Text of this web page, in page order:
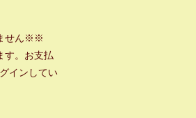
せん※※
す。お支払
インしてい